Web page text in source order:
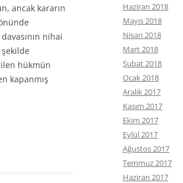
ancak kararın
nihai
hükmün
kapanmış
Haziran 2018
Mayıs 2018
Nisan 2018
Mart 2018
Şubat 2018
Ocak 2018
Aralık 2017
Kasım 2017
Ekim 2017
Eylül 2017
Ağustos 2017
Temmuz 2017
Haziran 2017